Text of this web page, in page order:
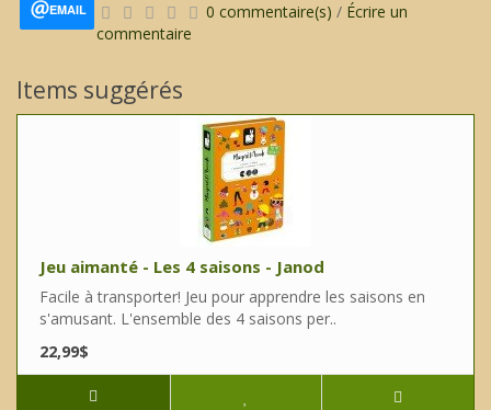
EMAIL 0 commentaire(s) / Écrire un
commentaire
Items suggérés
Jeu aimanté - Les 4 saisons - Janod
Facile à transporter! Jeu pour apprendre les saisons en
s'amusant. L'ensemble des 4 saisons per..
22,99$